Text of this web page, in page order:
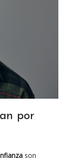
por
son